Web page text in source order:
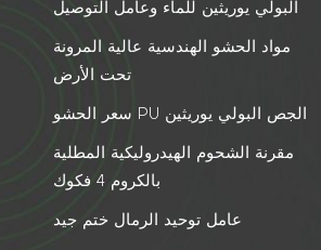
البولي يوريثين للماء وعامل التوصيل
مواد الحشو الهندسية عالية المرونة
تحت الأرض
سعر الحشو PU الجص البولي يوريثين
مقرنة الشحوم الهيدروليكية المطلية
بالكروم 4 فكوك
عامل توحيد الرمال ختم جيد